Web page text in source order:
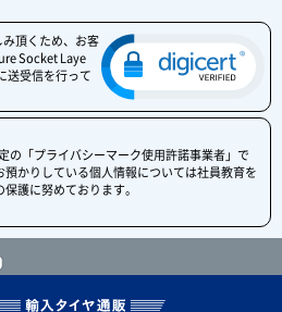
頂くため、お客
Socket Laye
送受信を行って
の「プライバシーマーク使用許諾事業者」で
預かりしている個人情報については社員教育を
護に努めております。